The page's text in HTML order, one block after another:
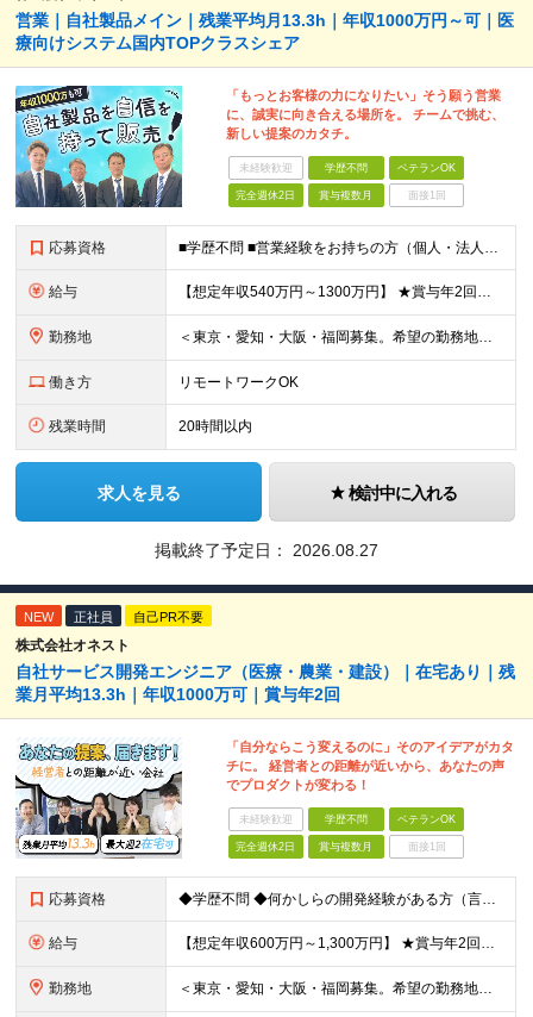
営業｜自社製品メイン｜残業平均月13.3h｜年収1000万円～可｜医
療向けシステム国内TOPクラスシェア
「もっとお客様の力になりたい」そう願う営業
に、誠実に向き合える場所を。 チームで挑む、
新しい提案のカタチ。
未経験歓迎 学歴不問 ベテランOK
完全週休2日 賞与複数月 面接1回
応募資格 ■学歴不問 ■営業経験をお持ちの方（個人・法人、業界や商材などは不問） ＜以下のような方を歓迎します＞ ■顧客の話を聴き、本音を引き出せる方 ■断られても気持ちを切り替え、次に進める方 ■受け身では
給与 【想定年収540万円～1300万円】 ★賞与年2回＋勤務地手当＋残業手当（年平均残業時間にて算出）を含む ※基本給＋勤務地手当＋役職手当 ※リーダークラス以上は役職手当含む ※勤務地手当：結婚の有無に
勤務地 ＜東京・愛知・大阪・福岡募集。希望の勤務地で働けます＞ 希望通りの配属＆転勤も基本なし！ 「プロジェクト人員の枠を広げたい」などといった、 会社からの強制的な異動・出向依頼はありません。 ■東京オフ
働き方 リモートワークOK
残業時間 20時間以内
求人を見る 検討中に入れる
掲載終了予定日： 2026.08.27
NEW 正社員 自己PR不要
株式会社オネスト
自社サービス開発エンジニア（医療・農業・建設）｜在宅あり｜残
業月平均13.3h｜年収1000万可｜賞与年2回
「自分ならこう変えるのに」そのアイデアがカタ
チに。 経営者との距離が近いから、あなたの声
でプロダクトが変わる！
未経験歓迎 学歴不問 ベテランOK
完全週休2日 賞与複数月 面接1回
応募資格 ◆学歴不問 ◆何かしらの開発経験がある方（言語不問） ◆マネジメント経験がある方（規模不問） ＜以下のような方を歓迎します＞ ◎これまでの経験を活かし管理職を目指したい方 ◎新しいサービスの企画から
給与 【想定年収600万円～1,300万円】 ★賞与年2回＋勤務地手当＋残業手当（年平均残業時間にて算出）を含む ※基本給＋勤務地手当＋役職手当 ※勤務地手当：結婚の有無に関係なく、物価などの違いを考慮して
勤務地 ＜東京・愛知・大阪・福岡募集。希望の勤務地で働けます＞ 希望通りの配属＆転勤も基本なし！ 「プロジェクト人員の枠を広げたい」などといった、 会社からの強制的な異動・出向依頼はありません。 ■東京オフ